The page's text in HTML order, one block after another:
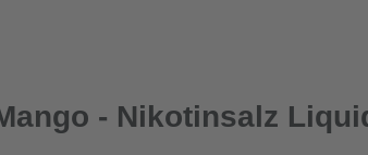
- Nikotinsalz